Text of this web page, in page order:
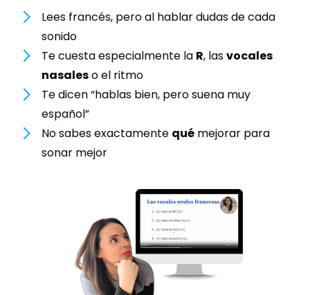
Lees francés, pero al hablar dudas de cada
sonido
Te cuesta especialmente la R, lasvocales
nasaleso el ritmo
Te dicen “hablas bien, pero suena muy
español”
No sabes exactamente qué mejorar para
sonar mejor